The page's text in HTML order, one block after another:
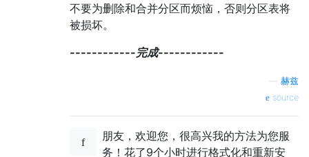
不要为删除和合并分区而烦恼，否则分区表将
被损坏。
------------完成------------
赫兹
source
朋友，欢迎您，很高兴我的方法为您服
务！花了9个小时进行格式化和重新安